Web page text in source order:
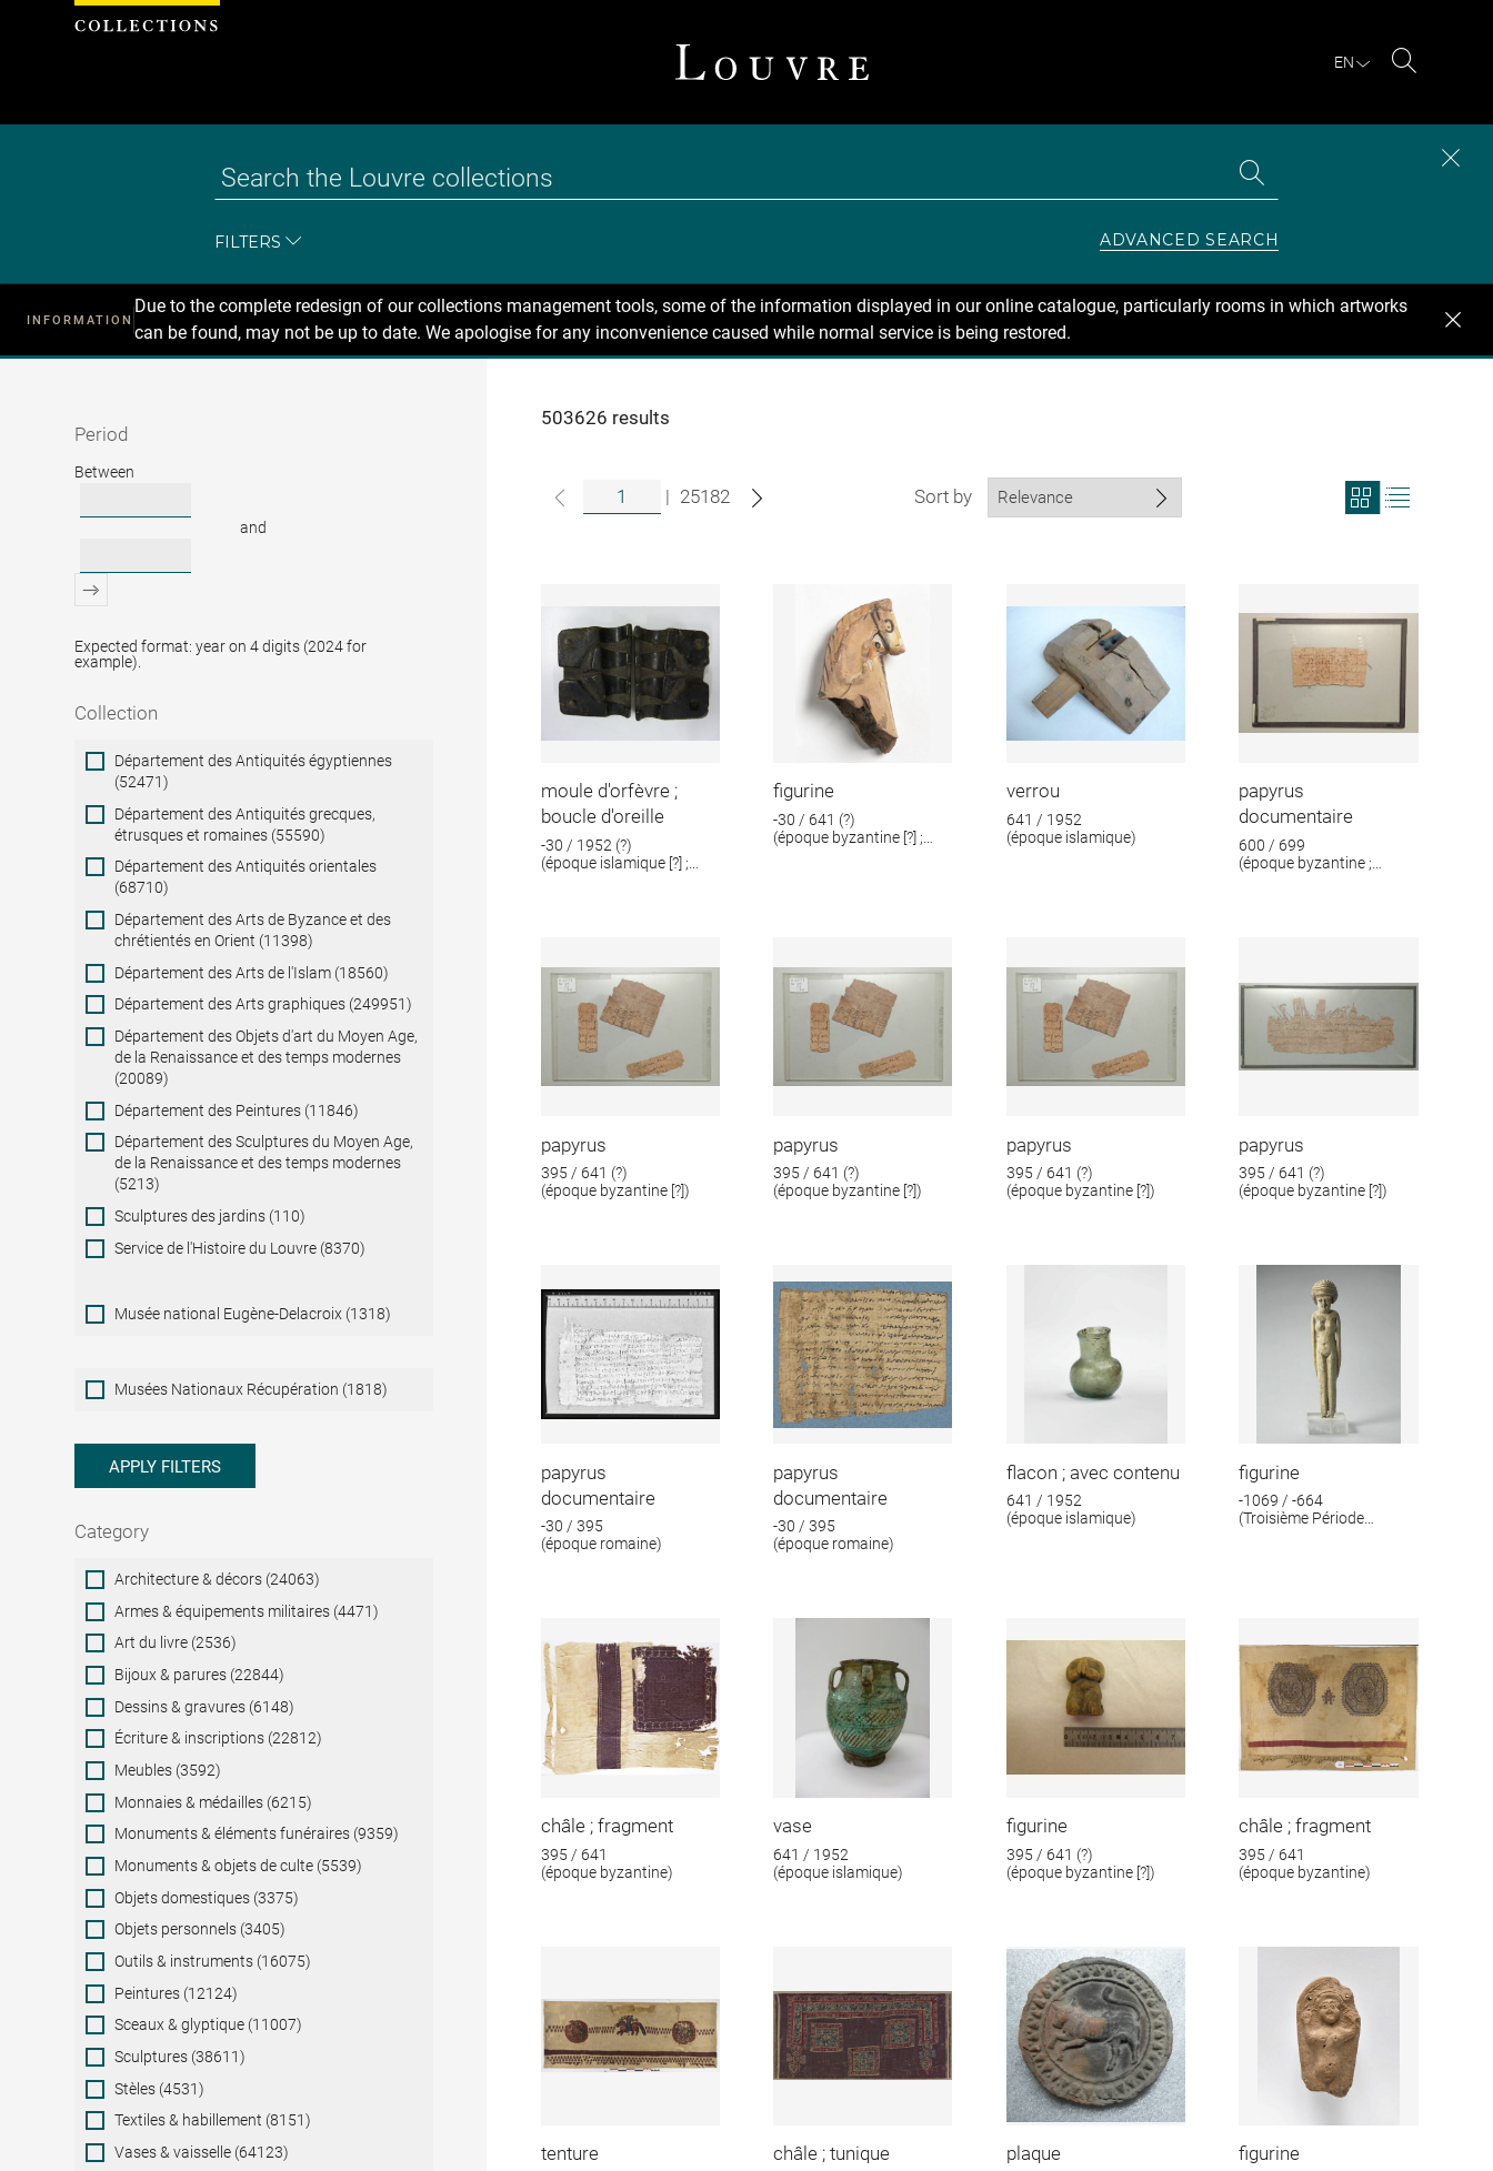
EN
FILTERS ADVANCED SEARCH
INFORMATION
Due to the complete redesign of our collections management tools, some of the information displayed in our online catalogue, particularly rooms in which artworks
can be found, may not be up to date. We apologise for any inconvenience caused while normal service is being restored.
Recherche
Period
Period
Between
and
Expected format: year on 4 digits (2024 for
example).
Collection
Collection
Département des Antiquités égyptiennes
(52471)
Département des Antiquités grecques,
étrusques et romaines (55590)
Département des Antiquités orientales
(68710)
Département des Arts de Byzance et des
chrétientés en Orient (11398)
Département des Arts de l'Islam (18560)
Département des Arts graphiques (249951)
Département des Objets d'art du Moyen Age,
de la Renaissance et des temps modernes
(20089)
Département des Peintures (11846)
Département des Sculptures du Moyen Age,
de la Renaissance et des temps modernes
(5213)
Sculptures des jardins (110)
Service de l'Histoire du Louvre (8370)
Musée national Eugène-Delacroix (1318)
Musées
Nationaux
Musées Nationaux Récupération (1818)
APPLY FILTERS
Category
Category
Architecture & décors (24063)
Armes & équipements militaires (4471)
Art du livre (2536)
Bijoux & parures (22844)
Dessins & gravures (6148)
Écriture & inscriptions (22812)
Meubles (3592)
Monnaies & médailles (6215)
Monuments & éléments funéraires (9359)
Monuments & objets de culte (5539)
Objets domestiques (3375)
Objets personnels (3405)
Outils & instruments (16075)
Peintures (12124)
Sceaux & glyptique (11007)
Sculptures (38611)
Stèles (4531)
Textiles & habillement (8151)
Vases & vaisselle (64123)
503626 results
| 25182 Sort by
View
search
moule d'orfèvre ;
boucle d'oreille
-30 / 1952 (?)
(époque islamique [?] ;
figurine
-30 / 641 (?)
(époque byzantine [?] ;
verrou
641 / 1952
(époque islamique)
papyrus
documentaire
600 / 699
(époque byzantine ;
papyrus
395 / 641 (?)
(époque byzantine [?])
papyrus
395 / 641 (?)
(époque byzantine [?])
papyrus
395 / 641 (?)
(époque byzantine [?])
papyrus
395 / 641 (?)
(époque byzantine [?])
papyrus
documentaire
-30 / 395
(époque romaine)
papyrus
documentaire
-30 / 395
(époque romaine)
flacon ; avec contenu
641 / 1952
(époque islamique)
figurine
-1069 / -664
(Troisième Période
châle ; fragment
395 / 641
(époque byzantine)
vase
641 / 1952
(époque islamique)
figurine
395 / 641 (?)
(époque byzantine [?])
châle ; fragment
395 / 641
(époque byzantine)
tenture châle ; tunique plaque figurine
Cookies management panel